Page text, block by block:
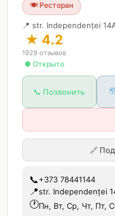
🍽️ Ресторан
📍 str. Independenței
★ 4.2
1929 отзывов
● Открыто
📞 Позвонить
🔗
📞+373 78441144
📍str. Independenței
🕐Пн, Вт, Ср, Чт, Пт,